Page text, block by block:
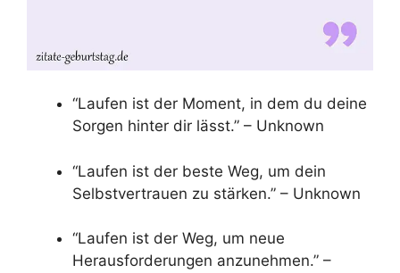
“Laufen ist der Moment, in dem du deine
Sorgen hinter dir lässt.” – Unknown
“Laufen ist der beste Weg, um dein
Selbstvertrauen zu stärken.” – Unknown
“Laufen ist der Weg, um neue
Herausforderungen anzunehmen.” –